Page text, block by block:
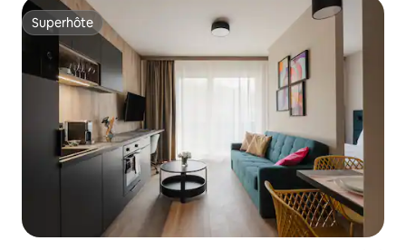
Superhôte
Superhôte